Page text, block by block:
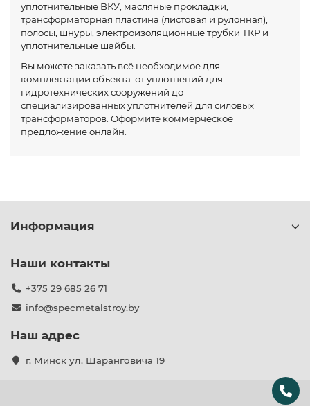
уплотнительные ВКУ, масляные прокладки,
трансформаторная пластина (листовая и рулонная),
полосы, шнуры, электроизоляционные трубки ТКР и
уплотнительные шайбы.
Вы можете заказать всё необходимое для
комплектации объекта: от уплотнений для
гидротехнических сооружений до
специализированных уплотнителей для силовых
трансформаторов. Оформите коммерческое
предложение онлайн.
Информация
Наши контакты
+375 29 685 26 71
info@specmetalstroy.by
Наш адрес
г. Минск ул. Шаранговича 19